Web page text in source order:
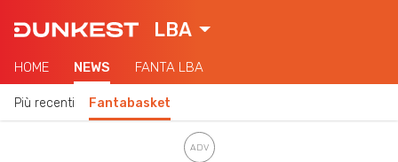
LBA
HOME NEWS FANTA LBA
Più recenti Fantabasket